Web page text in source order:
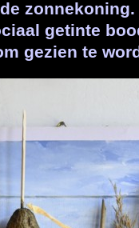
getinte
gezien te